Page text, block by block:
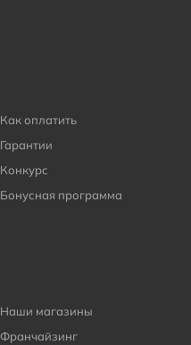
Как оплатить
Гарантии
Конкурс
Бонусная программа
Наши магазины
Франчайзинг